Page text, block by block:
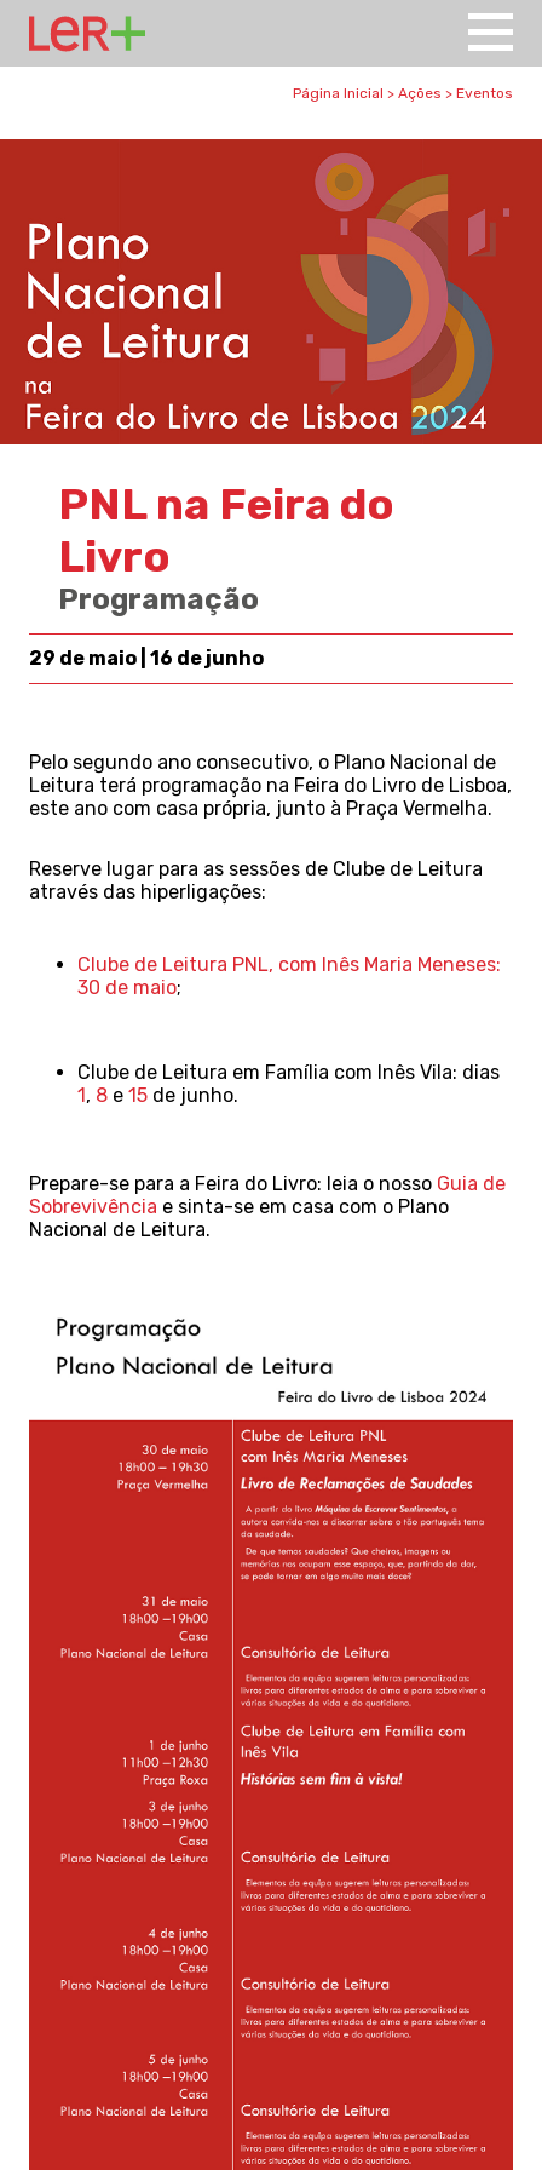
Página Inicial > Ações > Eventos
PNL na Feira do
Livro
Programação
29 de maio | 16 de junho
Pelo segundo ano consecutivo, o Plano Nacional de
Leitura terá programação na Feira do Livro de Lisboa,
este ano com casa própria, junto à Praça Vermelha.
Reserve lugar para as sessões de Clube de Leitura
através das hiperligações:
Clube de Leitura PNL, com Inês Maria Meneses:
30 de maio;
Clube de Leitura em Família com Inês Vila: dias
1, 8 e 15 de junho.
Prepare-se para a Feira do Livro: leia o nosso Guia de
Sobrevivência e sinta-se em casa com o Plano
Nacional de Leitura.